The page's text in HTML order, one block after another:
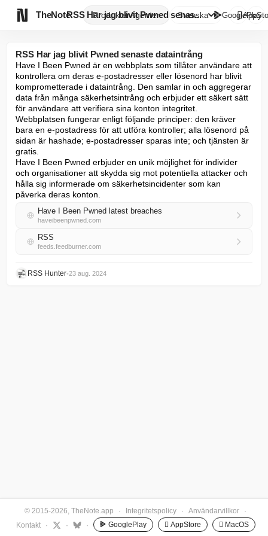
TheNote ProdukterAgenter
RSS Har jag blivit Pwned senas...
Svenska GooglePlay

RSS Har jag blivit Pwned senaste dataintrång
Have I Been Pwned är en webbplats som tillåter användare att
kontrollera om deras e-postadresser eller lösenord har blivit
komprometterade i dataintrång. Den samlar in och aggregerar
data från många säkerhetsintrång och erbjuder ett säkert sätt
för användare att verifiera sina konton integritet.
Webbplatsen fungerar enligt följande principer: den kräver
bara en e-postadress för att utföra kontroller; alla lösenord på
sidan är hashade; e-postadresser sparas inte; och tjänsten är
gratis.
Have I Been Pwned erbjuder en unik möjlighet för individer
och organisationer att skydda sig mot potentiella attacker och
hålla sig informerade om säkerhetsincidenter som kan
påverka deras konton.
Have I Been Pwned latest breaches
haveibeenpwned.com
RSS
feeds.feedburner.com
RSS Hunter•23 aug. 2024
© 2015-2026, TheNote.app · Integritetspolicy · Användarvillkor
·
Kontakt
· · · GooglePlay  AppStore  MacOS